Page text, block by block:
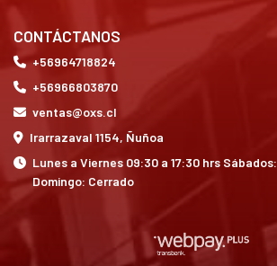
CONTÁCTANOS
+56964718824
+56966803870
ventas@oxs.cl
Irarrazaval 1154, Ñuñoa
Lunes a Viernes 09:30 a 17:30 hrs
Domingo: Cerrado